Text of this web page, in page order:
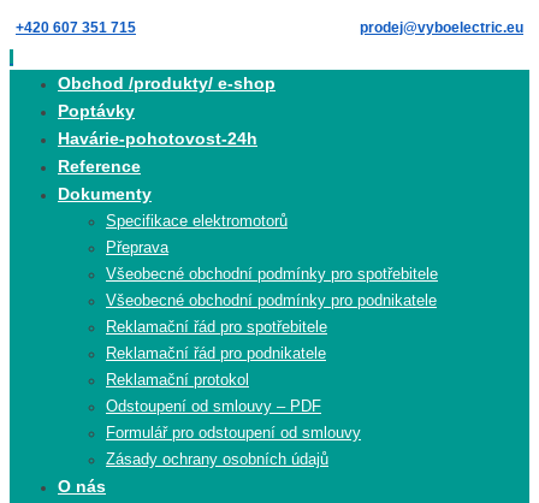
Skip
to
content
+420 607 351 715 prodej@vyboelectric.eu
Obchod /produkty/ e-shop
Poptávky
Havárie-pohotovost-24h
Reference
Dokumenty
Specifikace elektromotorů
Přeprava
Všeobecné obchodní podmínky pro spotřebitele
Všeobecné obchodní podmínky pro podnikatele
Reklamační řád pro spotřebitele
Reklamační řád pro podnikatele
Reklamační protokol
Odstoupení od smlouvy – PDF
Formulář pro odstoupení od smlouvy
Zásady ochrany osobních údajů
O nás